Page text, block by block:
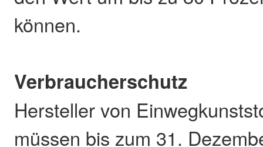
können.
Verbraucherschutz
Hersteller von
müssen bis zum 31.